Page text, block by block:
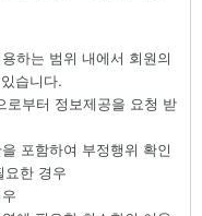
하는 범위 내에서 회원의
습니다.
로부터 정보제공을 요청 받
포함하여 부정행위 확인
요한 경우